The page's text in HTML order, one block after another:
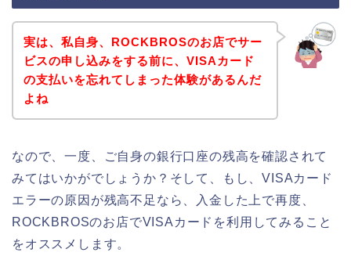
実は、私自身、ROCKBROSのお店でサー
ビスの申し込みをする前に、VISAカード
の支払いを忘れてしまった体験があるんだ
よね
なので、一度、ご自身の銀行口座の残高を確認されて
みてはいかがでしょうか？そして、もし、VISAカード
エラーの原因が残高不足なら、入金した上で再度、
ROCKBROSのお店でVISAカードを利用してみること
をオススメします。